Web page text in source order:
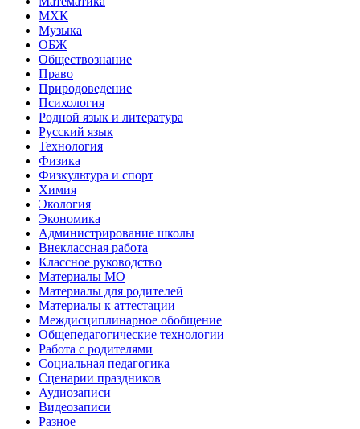
МХК
Музыка
ОБЖ
Обществознание
Право
Природоведение
Психология
Родной язык и литература
Русский язык
Технология
Физика
Физкультура и спорт
Химия
Экология
Экономика
Администрирование школы
Внеклассная работа
Классное руководство
Материалы МО
Материалы для родителей
Материалы к аттестации
Междисциплинарное обобщение
Общепедагогические технологии
Работа с родителями
Социальная педагогика
Сценарии праздников
Аудиозаписи
Видеозаписи
Разное